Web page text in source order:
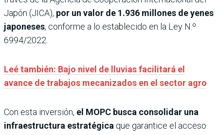
Japón (JICA), por un valor de 1.936 millones de yenes
japoneses, conforme a lo establecido en la Ley N.º
6994/2022.
Leé también: Bajo nivel de lluvias facilitará el
avance de trabajos mecanizados en el sector agro
Con esta inversión, el MOPC busca consolidar una
infraestructura estratégica que garantice el acceso